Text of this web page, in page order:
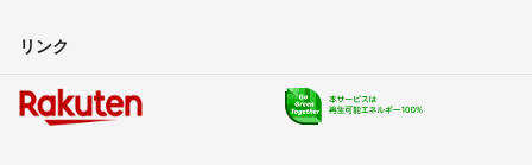
リンク